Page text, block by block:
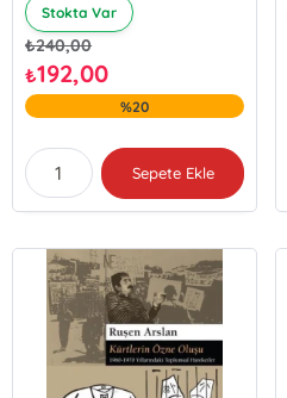
Stokta Var
₺240,00
₺192,00
%20
Sepete Ekle